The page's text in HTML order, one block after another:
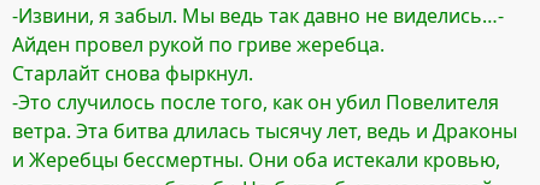
-Извини, я забыл. Мы ведь так давно не виделись…-
Айден провел рукой по гриве жеребца.
Старлайт снова фыркнул.
-Это случилось после того, как он убил Повелителя
ветра. Эта битва длилась тысячу лет, ведь и Драконы
и Жеребцы бессмертны. Они оба истекали кровью,